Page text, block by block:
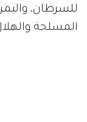
للسرطان،
المسلحة